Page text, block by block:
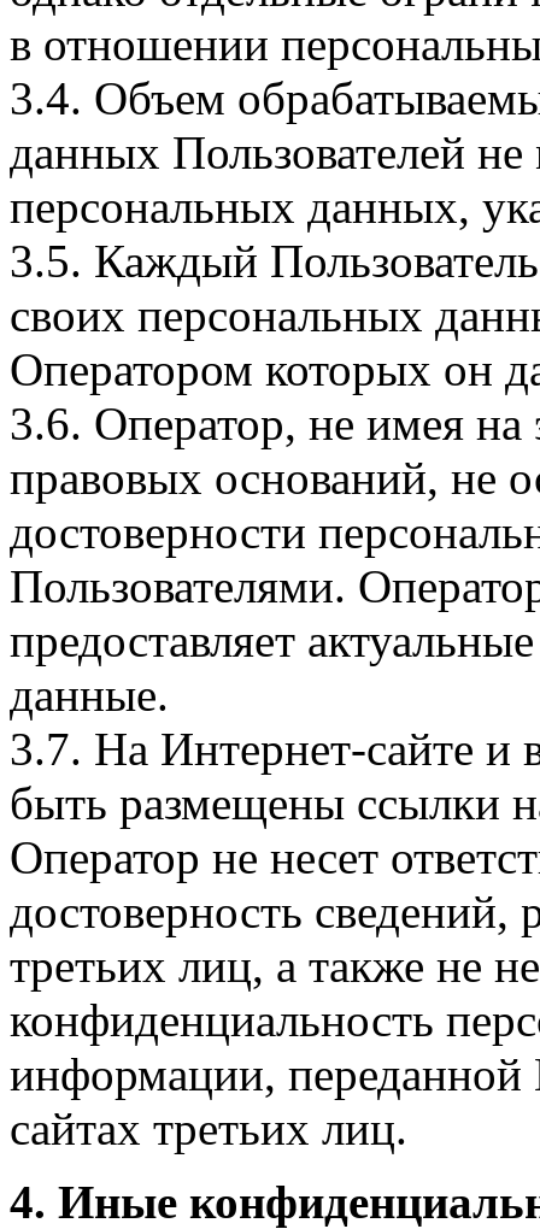
в отношении
3.4. Объем
данных Пользователей
персональных данных,
3.5. Каждый
своих персональных
Оператором которых он
3.6. Оператор, не имея
правовых оснований, не
достоверности
Пользователями.
предоставляет
данные.
3.7. На Интернет-сайте
быть размещены ссылки
Оператор не несет
достоверность
третьих лиц, а также не
конфиденциальность
информации, переданной
сайтах третьих лиц.
4. Иные